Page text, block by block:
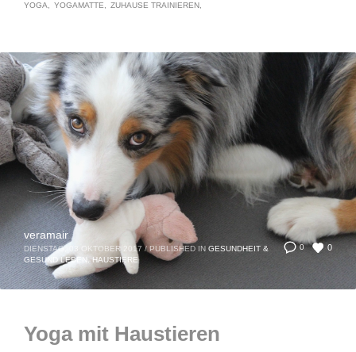
YOGA
YOGAMATTE ZUHAUSE TRAINIEREN
0 0
veramair
DIENSTAG, 03 OKTOBER 2017 / PUBLISHED IN GESUNDHEIT &
GESUND LEBEN ,HAUSTIERE
Yoga mit Haustieren